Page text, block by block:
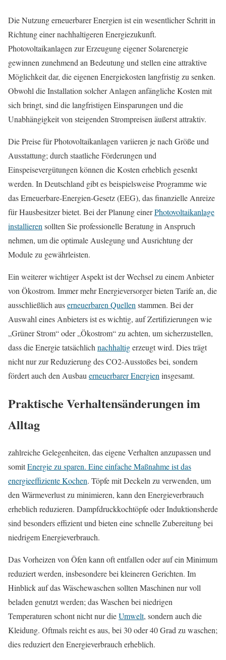
Die Nutzung erneuerbarer Energien ist ein wesentlicher Schritt in
Richtung einer nachhaltigeren Energiezukunft.
Photovoltaikanlagen zur Erzeugung eigener Solarenergie
gewinnen zunehmend an Bedeutung und stellen eine attraktive
Möglichkeit dar, die eigenen Energiekosten langfristig zu senken.
Obwohl die Installation solcher Anlagen anfängliche Kosten mit
sich bringt, sind die langfristigen Einsparungen und die
Unabhängigkeit von steigenden Strompreisen äußerst attraktiv.
Die Preise für Photovoltaikanlagen variieren je nach Größe und
Ausstattung; durch staatliche Förderungen und
Einspeisevergütungen können die Kosten erheblich gesenkt
werden. In Deutschland gibt es beispielsweise Programme wie
das Erneuerbare-Energien-Gesetz (EEG), das finanzielle Anreize
für Hausbesitzer bietet. Bei der Planung einerPhotovoltaikanlage
installieren sollten Sie professionelle Beratung in Anspruch
nehmen, um die optimale Auslegung und Ausrichtung der
Module zu gewährleisten.
Ein weiterer wichtiger Aspekt ist der Wechsel zu einem Anbieter
von Ökostrom. Immer mehr Energieversorger bieten Tarife an, die
ausschließlich auserneuerbaren Quellen stammen. Bei der
Auswahl eines Anbieters ist es wichtig, auf Zertifizierungen wie
„Grüner Strom“ oder „Ökostrom“ zu achten, um sicherzustellen,
dass die Energie tatsächlich nachhaltigerzeugt wird. Dies trägt
nicht nur zur Reduzierung des CO2-Ausstoßes bei, sondern
fördert auch den Ausbau erneuerbarer Energien insgesamt.
Praktische Verhaltensänderungen im
Alltag
zahlreiche Gelegenheiten, das eigene Verhalten anzupassen und
somitEnergie zu sparen. Eine einfache Maßnahme ist das
energieeffizienteKochen. Töpfe mit Deckeln zu verwenden, um
den Wärmeverlust zu minimieren, kann den Energieverbrauch
erheblich reduzieren. Dampfdruckkochtöpfe oder Induktionsherde
sind besonders effizient und bieten eine schnelle Zubereitung bei
niedrigem Energieverbrauch.
Das Vorheizen von Öfen kann oft entfallen oder auf ein Minimum
reduziert werden, insbesondere bei kleineren Gerichten. Im
Hinblick auf das Wäschewaschen sollten Maschinen nur voll
beladen genutzt werden; das Waschen bei niedrigen
Temperaturen schont nicht nur dieUmwelt, sondern auch die
Kleidung. Oftmals reicht es aus, bei 30 oder 40 Grad zu waschen;
dies reduziert den Energieverbrauch erheblich.